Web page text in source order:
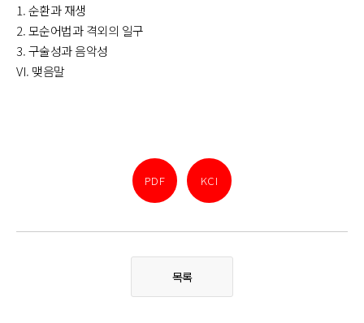
1. 순환과 재생
2. 모순어법과 격외의 일구
3. 구술성과 음악성
VI. 맺음말
PDF KCI
목록